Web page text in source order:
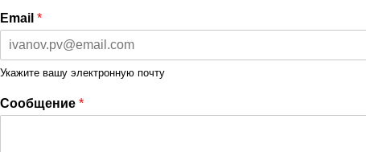
Email *
Укажите вашу электронную почту
Сообщение *